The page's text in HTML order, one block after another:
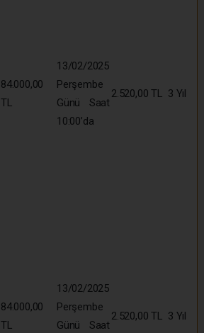
84.000,00
TL
13/02/2025
Perşembe
Günü Saat
10:00’da
2.520,00 TL 3 Yıl
84.000,00
TL
13/02/2025
Perşembe
Günü Saat
2.520,00 TL 3 Yıl